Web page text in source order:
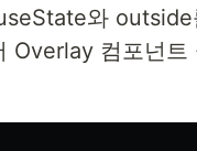
와
Overlay 컴포넌트